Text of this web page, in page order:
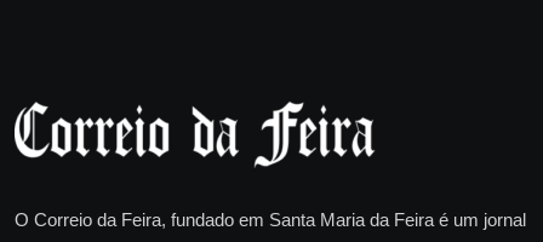
O Correio da Feira, fundado em Santa Maria da Feira é um jornal